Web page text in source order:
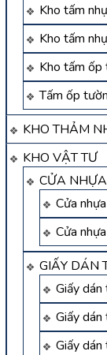
Kho tấm
Kho tấm
Kho tấm ốp
Tấm ốp
KHO THẢM
KHO VẬT TƯ
CỬA
Cửa
Cửa
GIẤY DÁN
Giấy
Giấy
Giấy